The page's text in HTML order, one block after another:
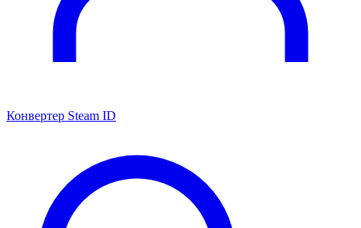
Конвертер Steam ID